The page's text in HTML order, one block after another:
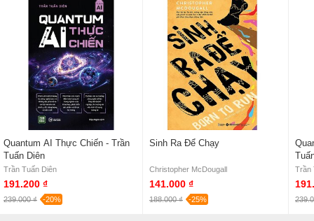
Quantum AI Thực Chiến - Trần
Tuấn Diên
Trần Tuấn Diên
191.200 ₫
239.000 ₫ -20%
Sinh Ra Để Chạy
Christopher McDougall
141.000 ₫
188.000 ₫ -25%
Trần